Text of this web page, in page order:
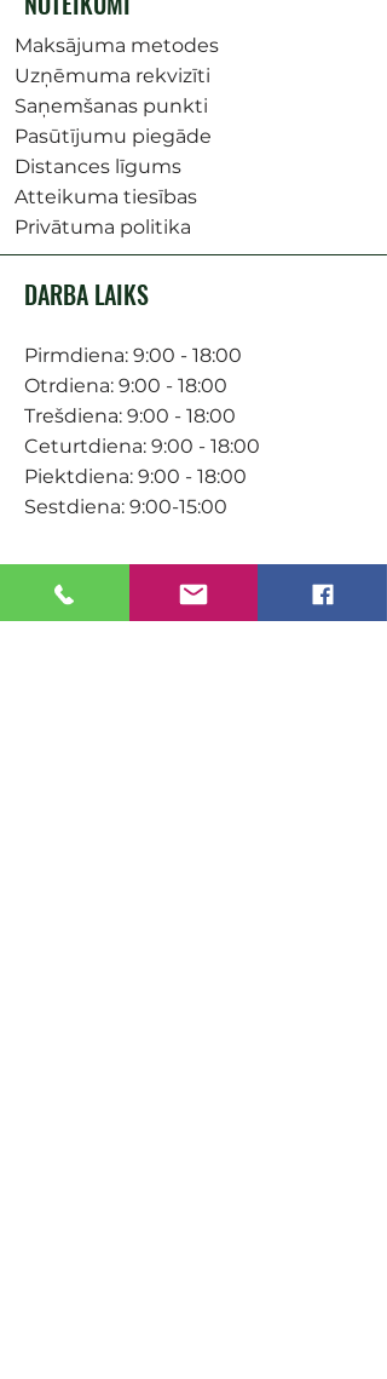
Maksājuma metodes
Uzņēmuma rekvizīti
Saņemšanas punkti
Pasūtījumu piegāde
Distances līgums
Atteikuma tiesības
Privātuma politika
DARBA LAIKS
Pirmdiena: 9:00 - 18:00
Otrdiena: 9:00 - 18:00
Trešdiena: 9:00 - 18:00
Ceturtdiena: 9:00 - 18:00
Piektdiena: 9:00 - 18:00
Sestdiena: 9:00-15:00
KONTAKTI